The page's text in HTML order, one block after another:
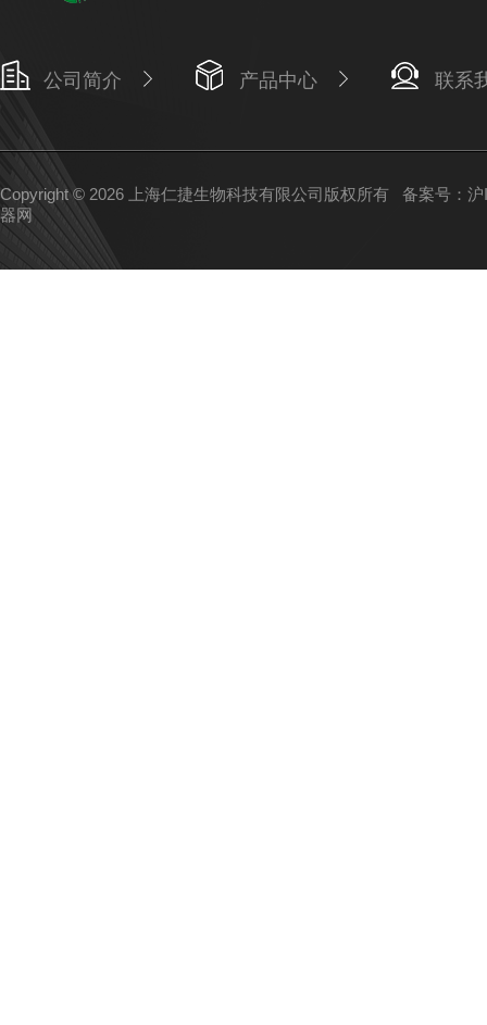
公司简介 产品中心 联系
Copyright © 2026 上海仁捷生物科技有限公司版权所有 备案号：
器网